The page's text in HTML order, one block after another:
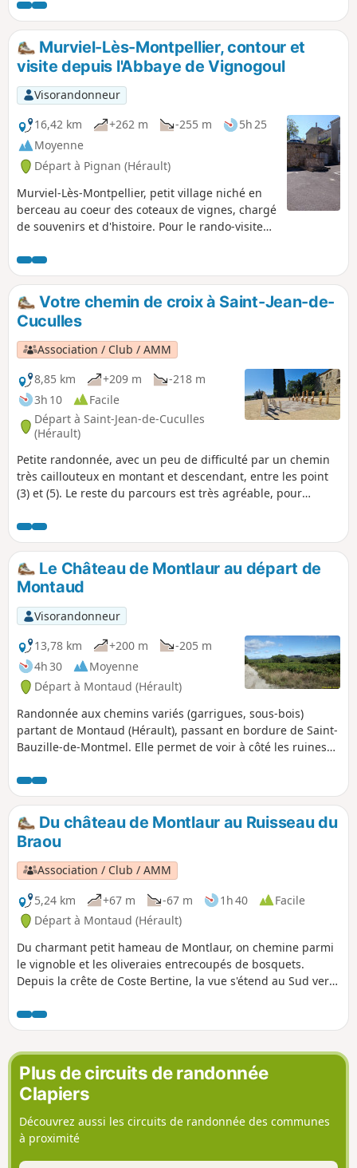
particulièrement intéressantes. Vous
cheminerez dans les sous-bois. Un
parcours étonnant qui réserve bien des
surprises.
Murviel-Lès-Montpellier, contour et
visite depuis l'Abbaye de Vignogoul
Visorandonneur
16,42 km
+262 m -255 m
5h 25
Moyenne
Départ à Pignan (Hérault)
Murviel-Lès-Montpellier, petit village niché en
berceau au coeur des coteaux de vignes, chargé
de souvenirs et d'histoire. Pour le rando-visiteur
d'aventure, site à découvrir pour mieux aborder
l'avenir.
Votre chemin de croix à Saint-Jean-de-
Cuculles
Association / Club / AMM
8,85 km
+209 m
-218 m
3h 10
Facile
Départ à Saint-Jean-de-Cuculles
(Hérault)
Petite randonnée, avec un peu de difficulté par un chemin
très caillouteux en montant et descendant, entre les point
(3) et (5). Le reste du parcours est très agréable, pour
Cuculles.
Le Château de Montlaur au départ de
Montaud
Visorandonneur
13,78 km
+200 m
-205 m
4h 30
Moyenne
Départ à Montaud (Hérault)
Randonnée aux chemins variés (garrigues, sous-bois)
partant de Montaud (Hérault), passant en bordure de Saint-
Bauzille-de-Montmel. Elle permet de voir à côté les ruines
Du château de Montlaur au Ruisseau du
Braou
Association / Club / AMM
5,24 km
+67 m -67 m 1h 40
Facile
Départ à Montaud (Hérault)
Du charmant petit hameau de Montlaur, on chemine parmi
le vignoble et les oliveraies entrecoupés de bosquets.
Depuis la crête de Coste Bertine, la vue s'étend au Sud vers
des ruines de ce fantastique château.
Plus de circuits de randonnée
Clapiers
Découvrez aussi les circuits de randonnée des communes
à proximité